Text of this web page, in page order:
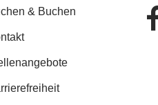
& Buchen